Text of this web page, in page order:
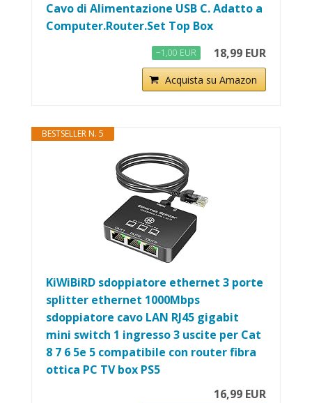
Cavo di Alimentazione USB C. Adatto a
Computer.Router.Set Top Box
−1,00 EUR 18,99 EUR
Acquista su Amazon
BESTSELLER N. 5
KiWiBiRD sdoppiatore ethernet 3 porte
splitter ethernet 1000Mbps
sdoppiatore cavo LAN RJ45 gigabit
mini switch 1 ingresso 3 uscite per Cat
8 7 6 5e 5 compatibile con router fibra
ottica PC TV box PS5
16,99 EUR